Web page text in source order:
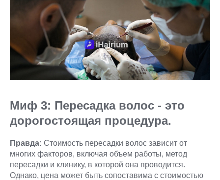
Миф 3: Пересадка волос - это
дорогостоящая процедура.
Правда: Стоимость пересадки волос зависит от
многих факторов, включая объем работы, метод
пересадки и клинику, в которой она проводится.
Однако, цена может быть сопоставима с стоимостью